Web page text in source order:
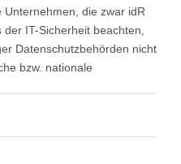
die zwar idR
IT-Sicherheit beachten,
Datenschutzbehörden nicht
bzw. nationale